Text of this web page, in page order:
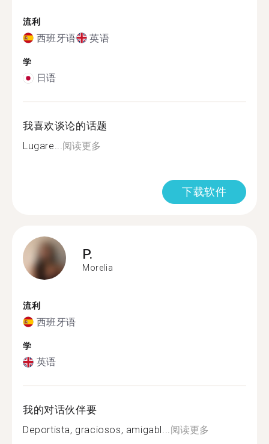
流利
西班牙语 英语
学
日语
我喜欢谈论的话题
Lugare...阅读更多
下载软件
P.
Morelia
流利
西班牙语
学
英语
我的对话伙伴要
Deportista, graciosos, amigabl...阅读更多